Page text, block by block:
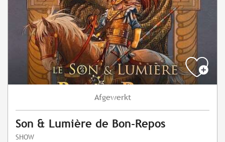
Afgewerkt
Son & Lumière de Bon-Repos
SHOW